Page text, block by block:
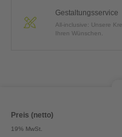
Gestaltungsservice
All-inclusive: Unsere
Ihren Wünschen.
Preis (netto)
19% MwSt.